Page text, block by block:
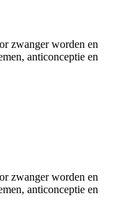
zwanger worden en
anticonceptie en
zwanger worden en
anticonceptie en